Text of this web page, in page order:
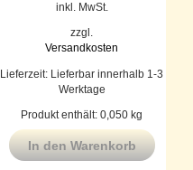
inkl. MwSt.
zzgl.
Versandkosten
Lieferzeit: Lieferbar innerhalb 1-3
Werktage
Produkt enthält: 0,050kg
In den Warenkorb